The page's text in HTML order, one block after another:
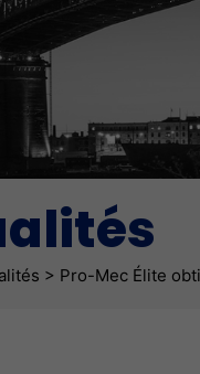
> Pro-Mec Élite